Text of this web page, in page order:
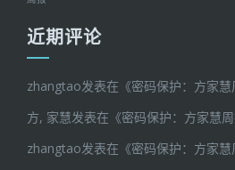
近期评论
zhangtao发表在《密码保护：方家
方, 家慧发表在《密码保护：方家慧
zhangtao发表在《密码保护：方家